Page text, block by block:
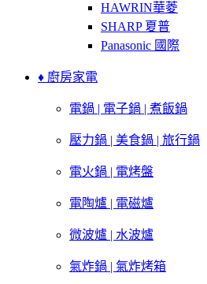
HAWRIN華菱
SHARP 夏普
Panasonic 國際
♦ 廚房家電
電鍋 | 電子鍋 | 煮飯鍋
壓力鍋 | 美食鍋 | 旅行鍋
電火鍋 | 電烤盤
電陶爐 | 電磁爐
微波爐 | 水波爐
氣炸鍋 | 氣炸烤箱